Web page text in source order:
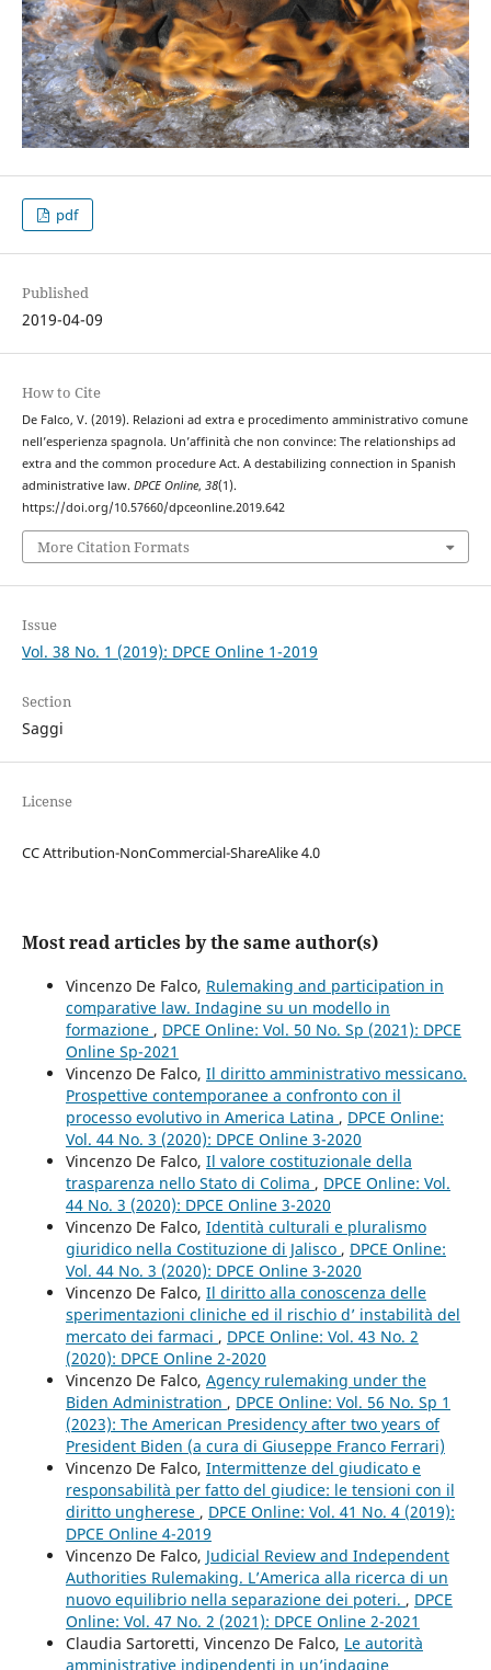
pdf
Published
2019-04-09
How to Cite
De Falco, V. (2019). Relazioni ad extra e procedimento amministrativo comune
nell’esperienza spagnola. Un’affinità che non convince: The relationships ad
extra and the common procedure Act. A destabilizing connection in Spanish
administrative law. DPCE Online, 38(1).
https://doi.org/10.57660/dpceonline.2019.642
More Citation Formats
Issue
Vol. 38 No. 1 (2019): DPCE Online 1-2019
Section
Saggi
License
CC Attribution-NonCommercial-ShareAlike 4.0
Most read articles by the same author(s)
Vincenzo De Falco, Rulemaking and participation in
comparative law. Indagine su un modello in
formazione , DPCE Online: Vol. 50 No. Sp (2021): DPCE
Online Sp-2021
Vincenzo De Falco, Il diritto amministrativo messicano.
Prospettive contemporanee a confronto con il
processo evolutivo in America Latina , DPCE Online:
Vol. 44 No. 3 (2020): DPCE Online 3-2020
Vincenzo De Falco, Il valore costituzionale della
trasparenza nello Stato di Colima , DPCE Online: Vol.
44 No. 3 (2020): DPCE Online 3-2020
Vincenzo De Falco, Identità culturali e pluralismo
giuridico nella Costituzione di Jalisco , DPCE Online:
Vol. 44 No. 3 (2020): DPCE Online 3-2020
Vincenzo De Falco, Il diritto alla conoscenza delle
sperimentazioni cliniche ed il rischio d’ instabilità del
mercato dei farmaci , DPCE Online: Vol. 43 No. 2
(2020): DPCE Online 2-2020
Vincenzo De Falco, Agency rulemaking under the
Biden Administration , DPCE Online: Vol. 56 No. Sp 1
(2023): The American Presidency after two years of
President Biden (a cura di Giuseppe Franco Ferrari)
Vincenzo De Falco, Intermittenze del giudicato e
responsabilità per fatto del giudice: le tensioni con il
diritto ungherese , DPCE Online: Vol. 41 No. 4 (2019):
DPCE Online 4-2019
Vincenzo De Falco, Judicial Review and Independent
Authorities Rulemaking. L’America alla ricerca di un
nuovo equilibrio nella separazione dei poteri. , DPCE
Online: Vol. 47 No. 2 (2021): DPCE Online 2-2021
Claudia Sartoretti, Vincenzo De Falco, Le autorità
amministrative indipendenti in un’indagine